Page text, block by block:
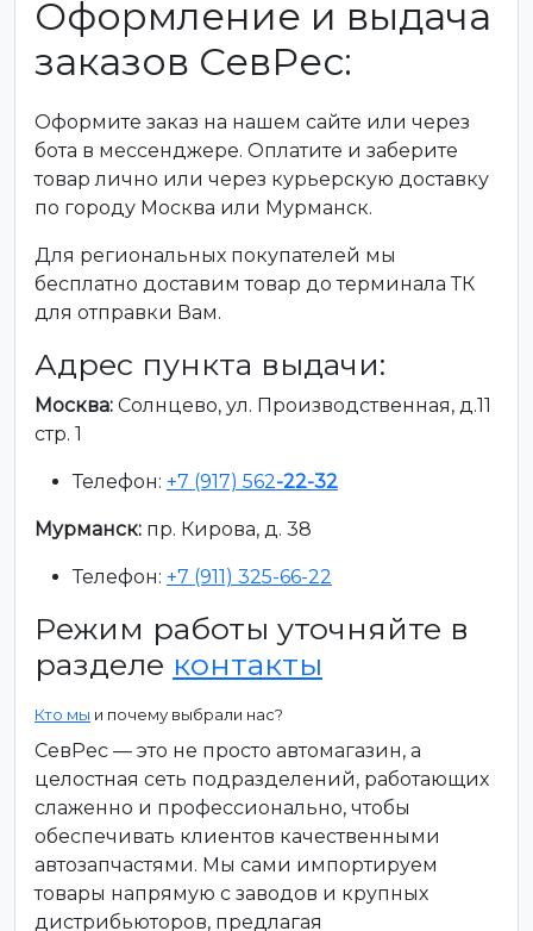
Оформление и выдача
заказов СевРес:
Оформите заказ на нашем сайте или через
бота в мессенджере. Оплатите и заберите
товар лично или через курьерскую доставку
по городу Москва или Мурманск.
Для региональных покупателей мы
бесплатно доставим товар до терминала ТК
для отправки Вам.
Адрес пункта выдачи:
Москва: Солнцево, ул. Производственная, д.11
стр. 1
Телефон: +7 (917) 562-22-32
Мурманск: пр. Кирова, д. 38
Телефон: +7 (911) 325-66-22
Режим работы уточняйте в
разделе контакты
Кто мы и почему выбрали нас?
СевРес — это не просто автомагазин, а
целостная сеть подразделений, работающих
слаженно и профессионально, чтобы
обеспечивать клиентов качественными
автозапчастями. Мы сами импортируем
товары напрямую с заводов и крупных
дистрибьюторов, предлагая